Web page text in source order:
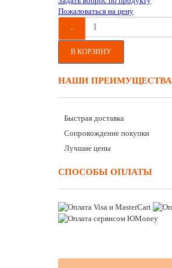
Пожаловаться на цену
-
В КОРЗИНУ
НАШИ ПРЕИМУЩЕСТВА
Быстрая доставка
Сопровождение покупки
Лучшие цены
СПОСОБЫ ОПЛАТЫ